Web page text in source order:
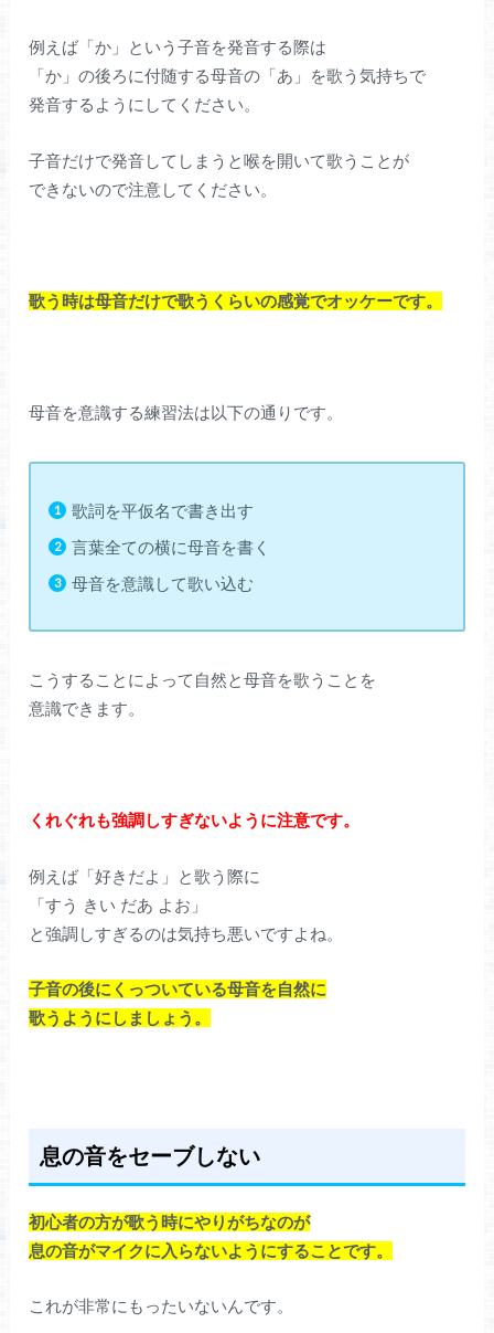
例えば「か」という子音を発音する際は
「か」の後ろに付随する母音の「あ」を歌う気持ちで
発音するようにしてください。
子音だけで発音してしまうと喉を開いて歌うことが
できないので注意してください。
歌う時は母音だけで歌うくらいの感覚でオッケーです。
母音を意識する練習法は以下の通りです。
歌詞を平仮名で書き出す
言葉全ての横に母音を書く
母音を意識して歌い込む
こうすることによって自然と母音を歌うことを
意識できます。
くれぐれも強調しすぎないように注意です。
例えば「好きだよ」と歌う際に
「すう きい だあ よお」
と強調しすぎるのは気持ち悪いですよね。
子音の後にくっついている母音を自然に
歌うようにしましょう。
息の音をセーブしない
初心者の方が歌う時にやりがちなのが
息の音がマイクに入らないようにすることです。
これが非常にもったいないんです。